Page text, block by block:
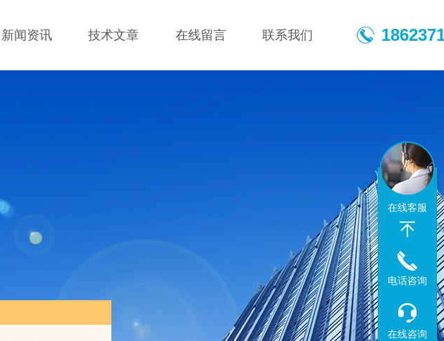
新闻资讯 技术文章 在线留言 联系我们
在线客服
电话咨询
在线咨询